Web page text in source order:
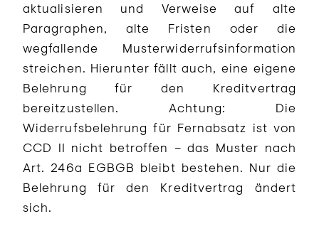
aktualisieren und Verweise auf alte
Paragraphen, alte Fristen oder die
wegfallende Musterwiderrufsinformation
streichen. Hierunter fällt auch, eine eigene
Belehrung für den Kreditvertrag
bereitzustellen. Achtung: Die
Widerrufsbelehrung für Fernabsatz ist von
CCD II nicht betroffen – das Muster nach
Art. 246a EGBGB bleibt bestehen. Nur die
Belehrung für den Kreditvertrag ändert
sich.